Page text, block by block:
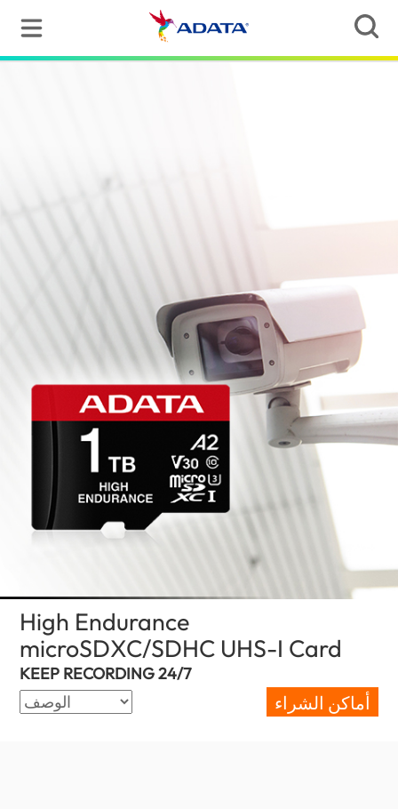
High Endurance
microSDXC/SDHC UHS-I Card
KEEP RECORDING 24/7
أماكن الشراء